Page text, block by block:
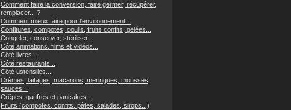
Comment faire la conversion, faire germer, récupérer,
remplacer... ?
Comment mieux faire pour l'environnement...
Confitures, compotes, coulis, fruits confits, gelées...
Congeler, conserver, stériliser...
Côté animations, films et vidéos...
Côté livres...
Côté restaurants...
Côté ustensiles...
Crèmes, laitages, macarons, meringues, mousses,
sauces...
Crêpes, gaufres et pancakes...
Fruits (compotes, confits, pâtes, salades, sirops...)